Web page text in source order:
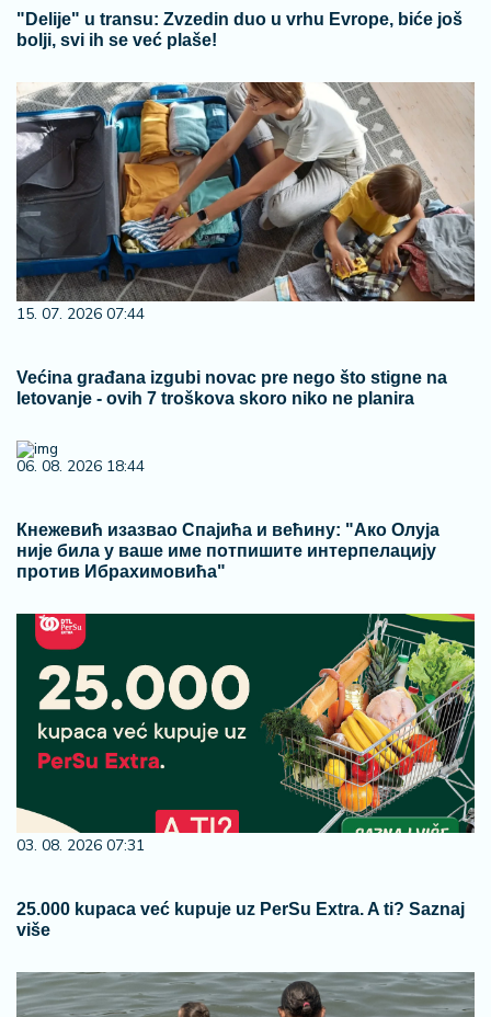
"Delije" u transu: Zvzedin duo u vrhu Evrope, biće još
bolji, svi ih se već plaše!
15. 07. 2026 07:44
Većina građana izgubi novac pre nego što stigne na
letovanje - ovih 7 troškova skoro niko ne planira
06. 08. 2026 18:44
Кнежевић изазвао Спајића и већину: "Ако Олуја
није била у ваше име потпишите интерпелацију
против Ибрахимовића"
03. 08. 2026 07:31
25.000 kupaca već kupuje uz PerSu Extra. A ti? Saznaj
više